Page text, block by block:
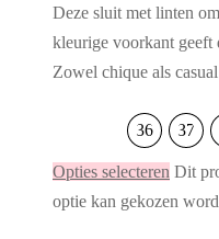
Deze sluit met linten
kleurige voorkant geeft
Zowel chique als
36 37
Opties selecteren Dit
optie kan gekozen